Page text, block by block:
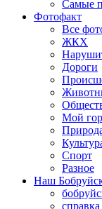
Самые
Фотофакт
Все
ЖКХ
Дороги
Мой
Спорт
Разное
Наш
справка